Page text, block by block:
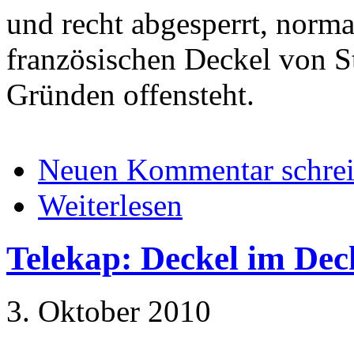
und recht abgesperrt,
französischen Deckel von
Gründen offensteht.
Neuen Kommentar
Weiterlesen
Telekap: Deckel im
3. Oktober 2010